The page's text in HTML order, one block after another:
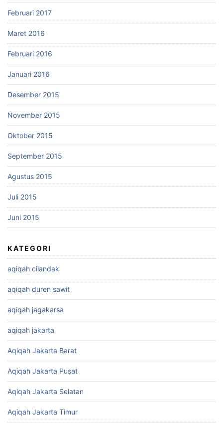
Februari 2017
Maret 2016
Februari 2016
Januari 2016
Desember 2015
November 2015
Oktober 2015
September 2015
Agustus 2015
Juli 2015
Juni 2015
KATEGORI
aqiqah cilandak
aqiqah duren sawit
aqiqah jagakarsa
aqiqah jakarta
Aqiqah Jakarta Barat
Aqiqah Jakarta Pusat
Aqiqah Jakarta Selatan
Aqiqah Jakarta Timur